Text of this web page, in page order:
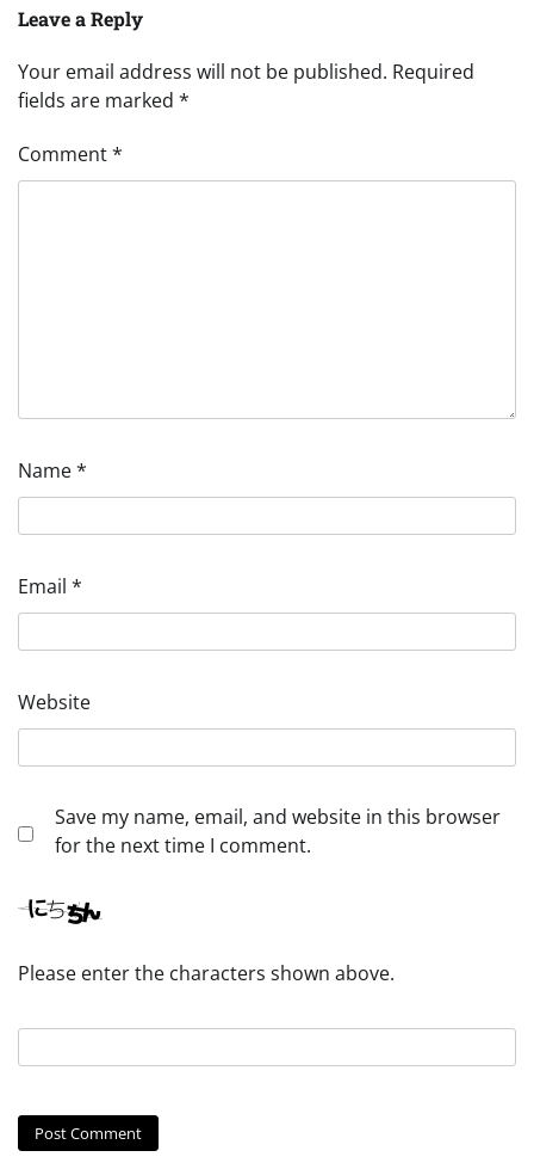
Leave a Reply
Your email address will not be published. Required
fields are marked *
Comment*
Name*
Email *
Website
Save my name, email, and website in this browser
for the next time I comment.
Please enter the characters shown above.